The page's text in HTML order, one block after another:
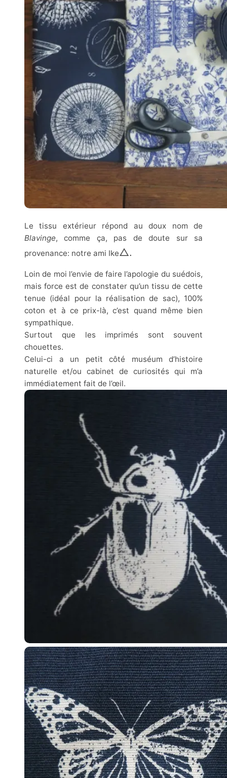
Le tissu extérieur répond au doux nom de
Blavinge, comme ça, pas de doute sur sa
provenance: notre ami Ike△.
Loin de moi l’envie de faire l’apologie du suédois,
mais force est de constater qu’un tissu de cette
tenue (idéal pour la réalisation de sac), 100%
coton et à ce prix-là, c’est quand même bien
sympathique.
Surtout que les imprimés sont souvent
chouettes.
Celui-ci a un petit côté muséum d’histoire
naturelle et/ou cabinet de curiosités qui m’a
immédiatement fait de l’œil.